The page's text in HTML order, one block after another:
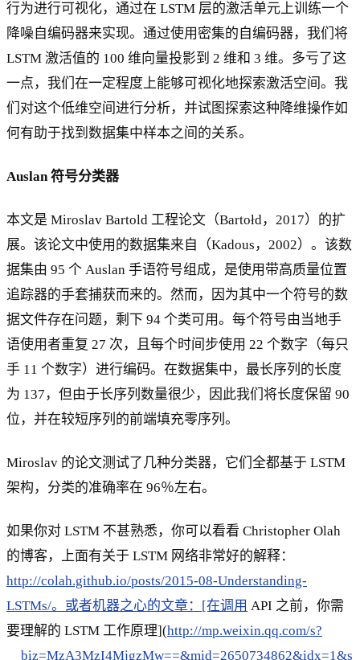
行为进行可视化，通过在 LSTM 层的激活单元上训练一个
降噪自编码器来实现。通过使用密集的自编码器，我们将
LSTM 激活值的 100 维向量投影到 2 维和 3 维。多亏了这
一点，我们在一定程度上能够可视化地探索激活空间。我
们对这个低维空间进行分析，并试图探索这种降维操作如
何有助于找到数据集中样本之间的关系。
Auslan 符号分类器
本文是 Miroslav Bartold 工程论文（Bartołd，2017）的扩
展。该论文中使用的数据集来自（Kadous，2002）。该数
据集由 95 个 Auslan 手语符号组成，是使用带高质量位置
追踪器的手套捕获而来的。然而，因为其中一个符号的数
据文件存在问题，剩下 94 个类可用。每个符号由当地手
语使用者重复 27 次，且每个时间步使用 22 个数字（每只
手 11 个数字）进行编码。在数据集中，最长序列的长度
为 137，但由于长序列数量很少，因此我们将长度保留 90
位，并在较短序列的前端填充零序列。
Miroslav 的论文测试了几种分类器，它们全都基于 LSTM
架构，分类的准确率在 96％左右。
如果你对 LSTM 不甚熟悉，你可以看看 Christopher Olah
的博客，上面有关于 LSTM 网络非常好的解释：
http://colah.github.io/posts/2015-08-Understanding-
LSTMs/。或者机器之心的文章：[在调用 API 之前，你需
要理解的 LSTM 工作原理](http://mp.weixin.qq.com/s?
__biz=MzA3MzI4MjgzMw==&mid=2650734862&idx=1&s